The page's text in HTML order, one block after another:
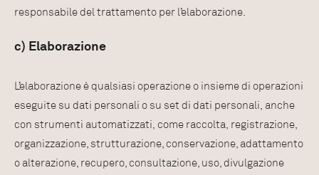
responsabile del trattamento per l’elaborazione.
c) Elaborazione
L’elaborazione è qualsiasi operazione o insieme di operazioni
eseguite su dati personali o su set di dati personali, anche
con strumenti automatizzati, come raccolta, registrazione,
organizzazione, strutturazione, conservazione, adattamento
o alterazione, recupero, consultazione, uso, divulgazione